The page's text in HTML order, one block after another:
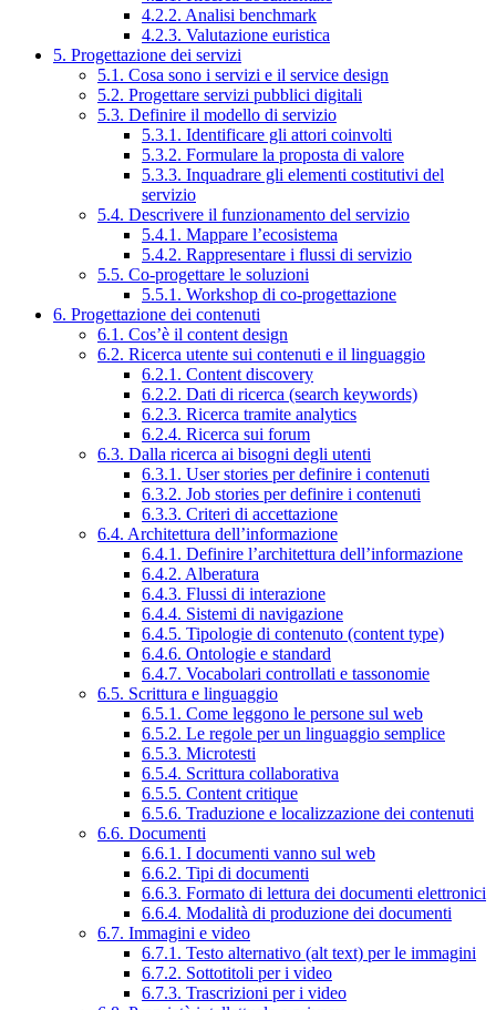
4.2.2. Analisi benchmark
4.2.3. Valutazione euristica
5. Progettazione dei servizi
5.1. Cosa sono i servizi e il service design
5.2. Progettare servizi pubblici digitali
5.3. Definire il modello di servizio
5.3.1. Identificare gli attori coinvolti
5.3.2. Formulare la proposta di valore
5.3.3. Inquadrare gli elementi costitutivi del
servizio
5.4. Descrivere il funzionamento del servizio
5.4.1. Mappare l’ecosistema
5.4.2. Rappresentare i flussi di servizio
5.5. Co-progettare le soluzioni
5.5.1. Workshop di co-progettazione
6. Progettazione dei contenuti
6.1. Cos’è il content design
6.2. Ricerca utente sui contenuti e il linguaggio
6.2.1. Content discovery
6.2.2. Dati di ricerca (search keywords)
6.2.3. Ricerca tramite analytics
6.2.4. Ricerca sui forum
6.3. Dalla ricerca ai bisogni degli utenti
6.3.1. User stories per definire i contenuti
6.3.2. Job stories per definire i contenuti
6.3.3. Criteri di accettazione
6.4. Architettura dell’informazione
6.4.1. Definire l’architettura dell’informazione
6.4.2. Alberatura
6.4.3. Flussi di interazione
6.4.4. Sistemi di navigazione
6.4.5. Tipologie di contenuto (content type)
6.4.6. Ontologie e standard
6.4.7. Vocabolari controllati e tassonomie
6.5. Scrittura e linguaggio
6.5.1. Come leggono le persone sul web
6.5.2. Le regole per un linguaggio semplice
6.5.3. Microtesti
6.5.4. Scrittura collaborativa
6.5.5. Content critique
6.5.6. Traduzione e localizzazione dei contenuti
6.6. Documenti
6.6.1. I documenti vanno sul web
6.6.2. Tipi di documenti
6.6.3. Formato di lettura dei documenti elettronici
6.6.4. Modalità di produzione dei documenti
6.7. Immagini e video
6.7.1. Testo alternativo (alt text) per le immagini
6.7.2. Sottotitoli per i video
6.7.3. Trascrizioni per i video